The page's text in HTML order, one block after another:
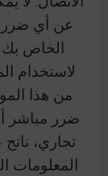
عن أي ضرر
الخاص بك
لاستخدام
ضرر مباشر
المعلومات